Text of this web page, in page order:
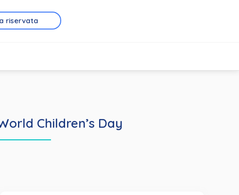
riservata
Children’s Day